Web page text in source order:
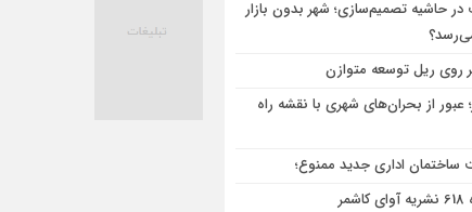
در حاشیه تصمیم‌سازی؛ شهر بدون بازار
روی ریل توسعه متوازن
عبور از بحران‌های شهری با نقشه راه
اداری جدید ممنوع؛